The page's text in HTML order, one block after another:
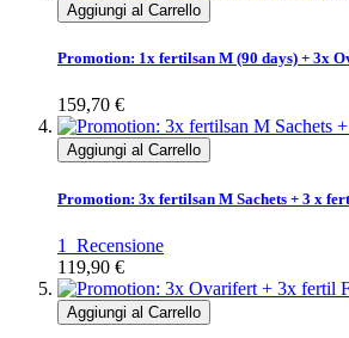
Aggiungi al Carrello
Promotion: 1x fertilsan M (90 days) + 3x
159,70 €
Aggiungi al Carrello
Promotion: 3x fertilsan M Sachets + 3 x
1 Recensione
119,90 €
Aggiungi al Carrello